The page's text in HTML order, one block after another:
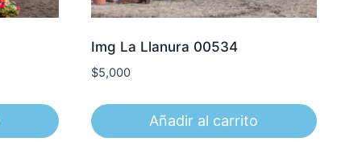
Img La Llanura 00534
$5,000
Añadir al carrito